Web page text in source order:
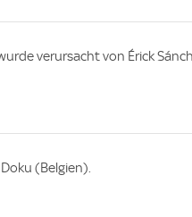
verursacht von Érick
(Belgien).